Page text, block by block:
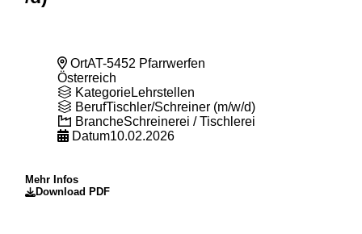
OrtAT-5452 Pfarrwerfen
Österreich
KategorieLehrstellen
BerufTischler/Schreiner (m/w/d)
BrancheSchreinerei / Tischlerei
Datum10.02.2026
Mehr Infos
Download PDF